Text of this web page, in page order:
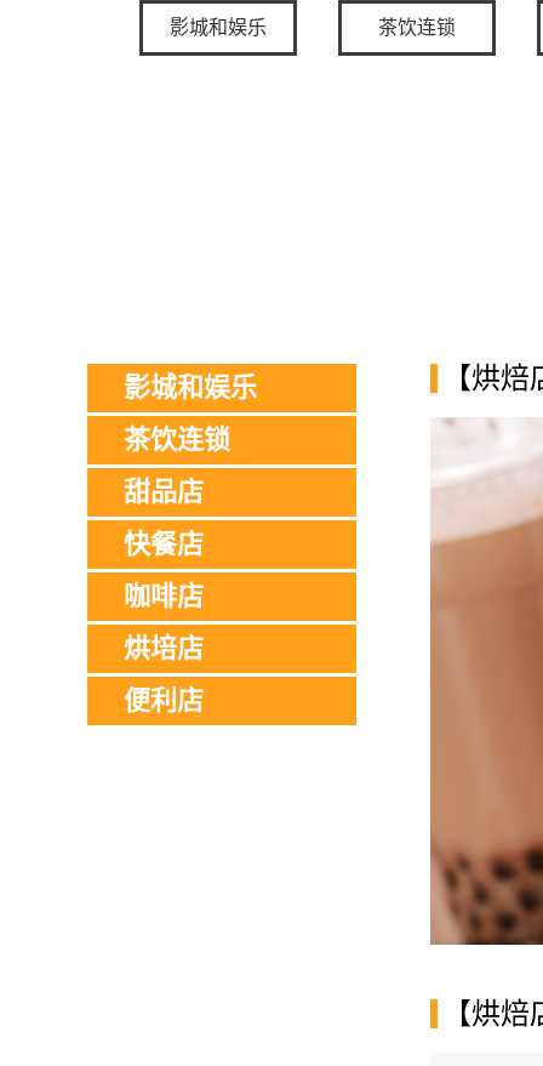
影城和娱乐 茶饮连锁
影城和娱乐
茶饮连锁
甜品店
快餐店
咖啡店
烘培店
便利店
【烘
【烘